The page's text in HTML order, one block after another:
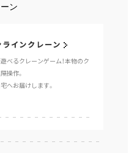
ン
インクレーン
べるクレーンゲーム！本物のク
操作。
へお届けします。